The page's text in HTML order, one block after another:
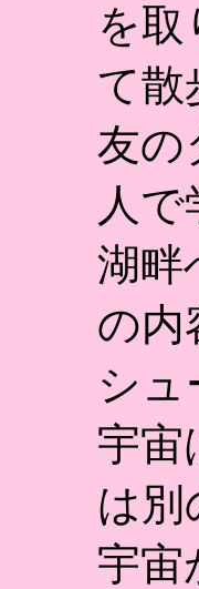
を
て散
友の
人
湖畔
の内
シ
宇宙
は別
宇宙